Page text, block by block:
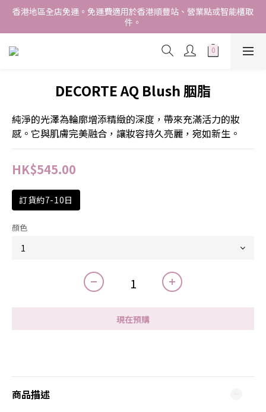
香港地區全店免運。免運費適用於香港順豐站、營業點或智能櫃取
件。
香港地區全店免運。免運費適用於香港順豐站、營業點或智能櫃取
件。
Free delivery within Hong Kong SAR. Applicable to Hong
Kong S.F store,business station or SF locker pick up.
STARTING FROM HKD280/3KG.
件。
DECORTE AQ Blush 胭脂
純淨的光澤為輪廓增添精緻的深度，帶來充滿活力的妝
感。它與肌膚完美融合，讓妝容持久亮麗，宛如新生。
HK$545.00
訂貨約7-10日
顏色
現在預購
商品描述